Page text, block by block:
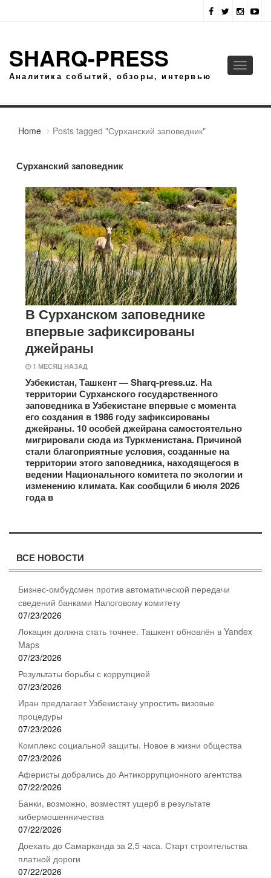
SHARQ-PRESS
Аналитика событий, обзоры, интервью
Toggle
Home Posts tagged "Сурханский заповедник"
Сурханский заповедник
В Сурханском заповеднике
впервые зафиксированы
джейраны
1 МЕСЯЦ НАЗАД
Узбекистан, Ташкент — Sharq-press.uz. На
территории Сурханского государственного
заповедника в Узбекистане впервые с момента
его создания в 1986 году зафиксированы
джейраны. 10 особей джейрана самостоятельно
мигрировали сюда из Туркменистана. Причиной
стали благоприятные условия, созданные на
территории этого заповедника, находящегося в
ведении Национального комитета по экологии и
изменению климата. Как сообщили 6 июля 2026
года в
ВСЕ НОВОСТИ
Бизнес-омбудсмен против автоматической передачи
сведений банками Налоговому комитету
07/23/2026
Локация должна стать точнее. Ташкент обновлён в Yandex
Maps
07/23/2026
Результаты борьбы с коррупцией
07/23/2026
Иран предлагает Узбекистану упростить визовые
процедуры
07/23/2026
Комплекс социальной защиты. Новое в жизни общества
07/23/2026
Аферисты добрались до Антикоррупционного агентства
07/22/2026
Банки, возможно, возместят ущерб в результате
кибермошенничества
07/22/2026
Доехать до Самарканда за 2,5 часа. Старт строительства
платной дороги
07/22/2026